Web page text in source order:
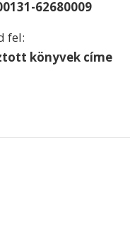
62680009
fel:
könyvek címe